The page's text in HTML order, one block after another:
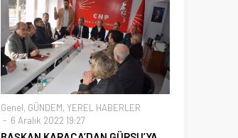
Genel, GÜNDEM, YEREL HABERLER
6 Aralık 2022 19:27